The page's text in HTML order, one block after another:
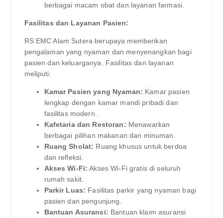
berbagai macam obat dan layanan farmasi.
Fasilitas dan Layanan Pasien:
RS EMC Alam Sutera berupaya memberikan
pengalaman yang nyaman dan menyenangkan bagi
pasien dan keluarganya. Fasilitas dan layanan
meliputi:
Kamar Pasien yang Nyaman: Kamar pasien
lengkap dengan kamar mandi pribadi dan
fasilitas modern.
Kafetaria dan Restoran: Menawarkan
berbagai pilihan makanan dan minuman.
Ruang Sholat: Ruang khusus untuk berdoa
dan refleksi.
Akses Wi-Fi: Akses Wi-Fi gratis di seluruh
rumah sakit.
Parkir Luas: Fasilitas parkir yang nyaman bagi
pasien dan pengunjung.
Bantuan Asuransi: Bantuan klaim asuransi